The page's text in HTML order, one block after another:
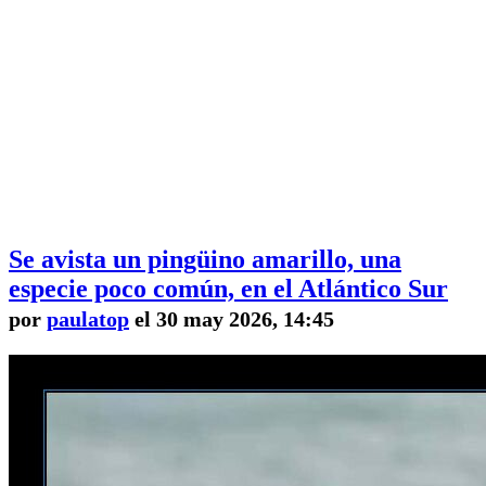
Se avista un pingüino amarillo, una
especie poco común, en el Atlántico Sur
por paulatop el 30 may 2026, 14:45